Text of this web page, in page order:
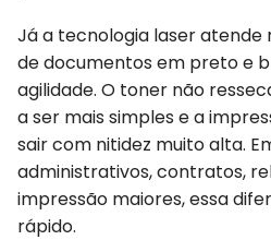
Já a tecnologia laser atende
de documentos em preto e
agilidade. O toner não
a ser mais simples e a
sair com nitidez muito alta.
administrativos, contratos,
impressão maiores, essa
rápido.